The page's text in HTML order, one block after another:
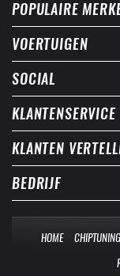
POPULAIRE
VOERTUIGEN
SOCIAL
KLANTENSERVICE
KLANTEN
BEDRIJF
HOME CHIPTUNING